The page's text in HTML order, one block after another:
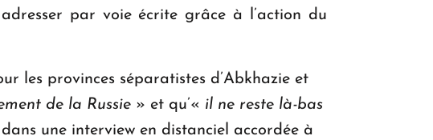
par voie écrite grâce à l’action du
les provinces séparatistes d’Abkhazie et
de la Russie » et qu’« il ne reste là-bas
une interview en distanciel accordée à